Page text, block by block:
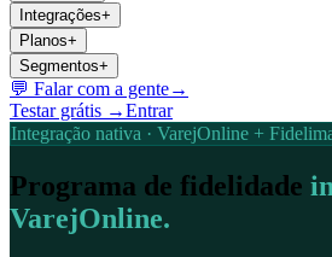
Integrações+
Planos+
Segmentos+
💬 Falar com a gente→
Testar grátis →Entrar
Integração nativa · VarejOnline +
Programa de fidelidade
VarejOnline.